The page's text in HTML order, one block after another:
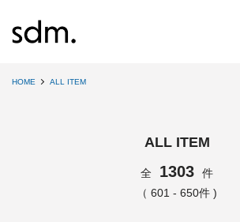
HOME ALL ITEM
ALL ITEM
全 1303
件
（ 601 - 650件 )